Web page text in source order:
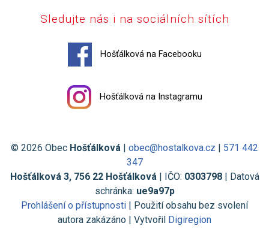
Sledujte nás i na sociálních sítích
Hošťálková na Facebooku
Hošťálková na Instagramu
© 2026 Obec Hošťálková | obec@hostalkova.cz | 571 442
347
Hošťálková 3, 756 22 Hošťálková| IČO: 0303798| Datová
schránka: ue9a97p
Prohlášení o přístupnosti | Použití obsahu bez svolení
autora zakázáno | Vytvořil Digiregion